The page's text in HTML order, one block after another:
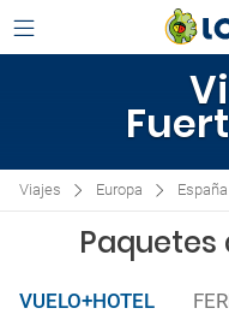
Viajes Europa España
VUELO+HOTEL